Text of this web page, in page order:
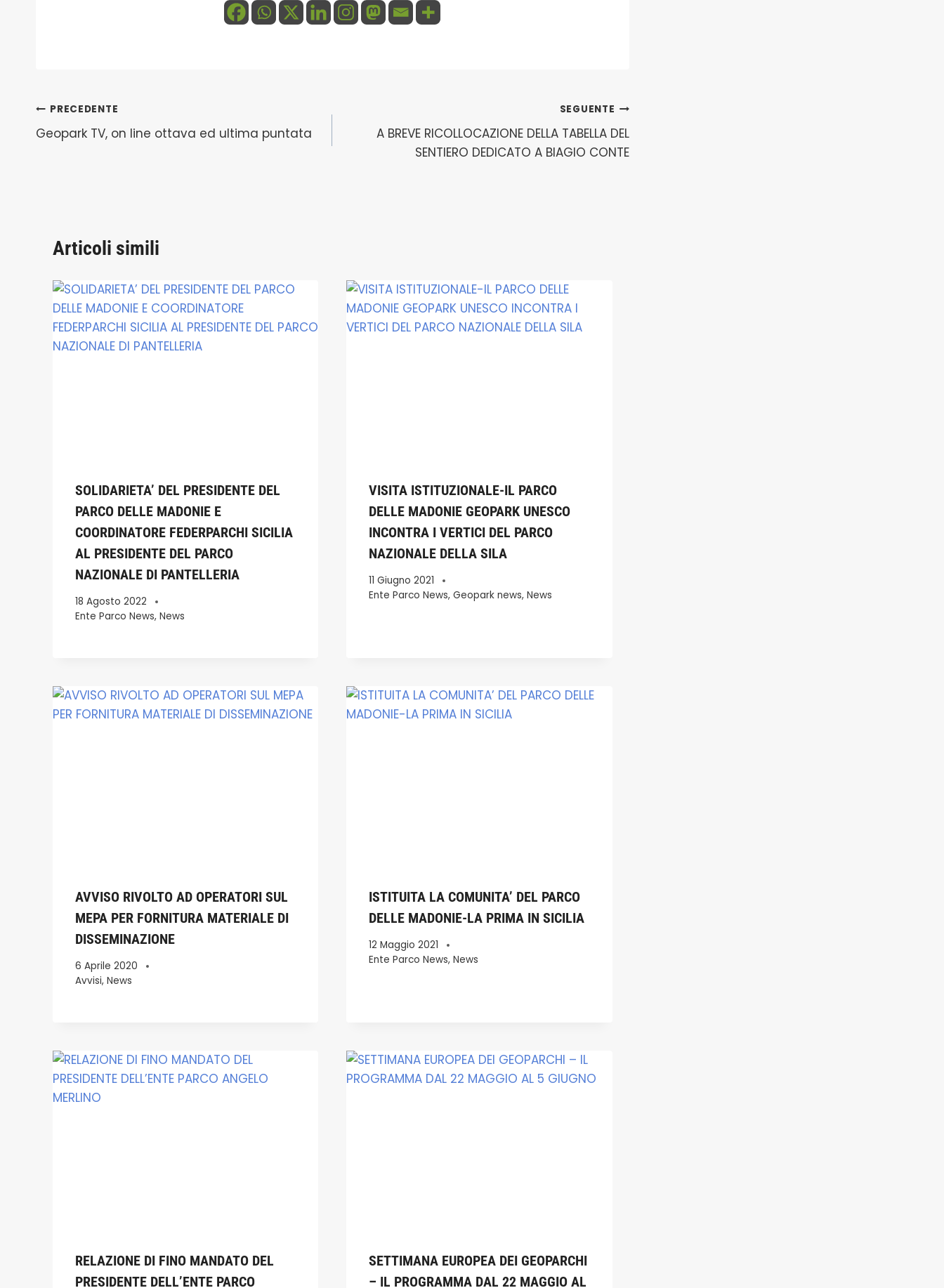
Navigazione
articoli
PRECEDENTE
Geopark TV, on line ottava ed ultima puntata
SEGUENTE
A BREVE RICOLLOCAZIONE DELLA TABELLA DEL
SENTIERO DEDICATO A BIAGIO CONTE
Articoli simili
SOLIDARIETA’ DEL PRESIDENTE DEL
PARCO DELLE MADONIE E
COORDINATORE FEDERPARCHI SICILIA
AL PRESIDENTE DEL PARCO
NAZIONALE DI PANTELLERIA
18 Agosto 2022
Ente Parco News, News
VISITA ISTITUZIONALE-IL PARCO
DELLE MADONIE GEOPARK UNESCO
INCONTRA I VERTICI DEL PARCO
NAZIONALE DELLA SILA
11 Giugno 2021
Ente Parco News,Geopark news,News
AVVISO RIVOLTO AD OPERATORI SUL
MEPA PER FORNITURA MATERIALE DI
DISSEMINAZIONE
6 Aprile 2020
Avvisi, News
ISTITUITA LA COMUNITA’ DEL PARCO
DELLE MADONIE-LA PRIMA IN SICILIA
12 Maggio 2021
Ente Parco News,News
RELAZIONE DI FINO MANDATO DEL
PRESIDENTE DELL’ENTE PARCO
SETTIMANA EUROPEA DEI GEOPARCHI
– IL PROGRAMMA DAL 22 MAGGIO AL